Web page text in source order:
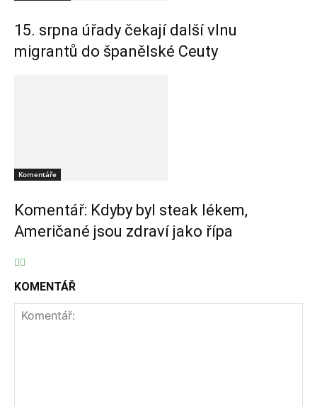
15. srpna úřady čekají další vlnu
migrantů do španělské Ceuty
Komentáře
Komentář: Kdyby byl steak lékem,
Američané jsou zdraví jako řípa
KOMENTÁŘ